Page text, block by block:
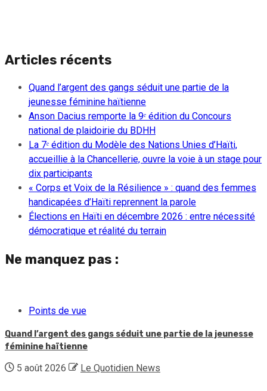
Articles récents
Quand l’argent des gangs séduit une partie de la
jeunesse féminine haïtienne
Anson Dacius remporte la 9ᵉ édition du Concours
national de plaidoirie du BDHH
La 7ᵉ édition du Modèle des Nations Unies d’Haïti,
accueillie à la Chancellerie, ouvre la voie à un stage pour
dix participants
« Corps et Voix de la Résilience » : quand des femmes
handicapées d’Haïti reprennent la parole
Élections en Haïti en décembre 2026 : entre nécessité
démocratique et réalité du terrain
Ne manquez pas :
Points de vue
Quand l’argent des gangs séduit une partie de la jeunesse
féminine haïtienne
5 août 2026 Le Quotidien News